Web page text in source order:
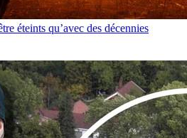
éteints qu’avec des décennies